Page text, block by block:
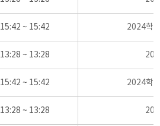
15:42 ~ 15:42 2024학
13:28 ~ 13:28
15:42 ~ 15:42 2024학
13:28 ~ 13:28